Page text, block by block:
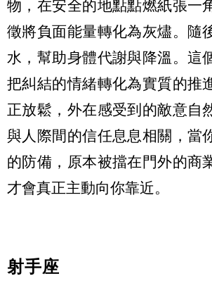
物，在安全的地點點燃紙張一
徵將負面能量轉化為灰燼。隨
水，幫助身體代謝與降溫。這
把糾結的情緒轉化為實質的推
正放鬆，外在感受到的敵意自
與人際間的信任息息相關，當
的防備，原本被擋在門外的商
才會真正主動向你靠近。
射手座